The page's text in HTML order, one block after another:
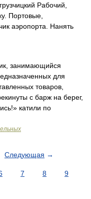
Рабочий,
Портовые,
аэропорта. Нанять
занимающийся
для
товаров,
с барж на берег,
катили по
Следующая →
7 8
9